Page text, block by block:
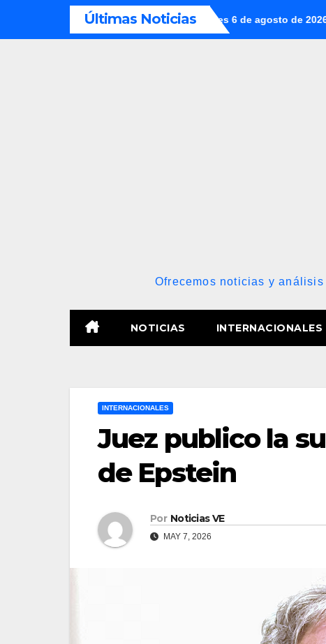
Últimas Noticias
Venezuela con fecha valor jueves 6 de agosto de 2026
Ofrecemos noticias y
NOTICIAS INTERNACIONALES
INTERNACIONALES
Juez publico la
de Epstein
Por Noticias VE
MAY 7, 2026